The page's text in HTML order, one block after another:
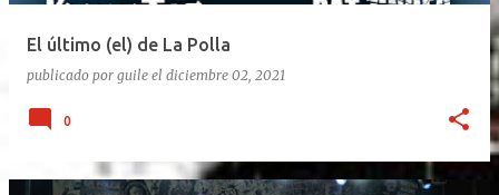
El último (el) de La Polla
publicado por guile el diciembre 02, 2021
0